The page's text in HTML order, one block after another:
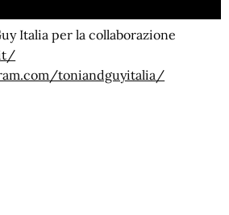
Italia per la collaborazione
toniandguyitalia/